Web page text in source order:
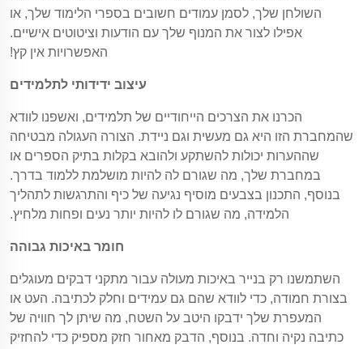
השולחן שלך, לסמן עמודים חשובים בספרי הלימוד שלך, או
אפילו לצור את המנוף שלך עם הודעות וציטוטים אישיים.
האפשרויות אין קץ!
עיצוב ידידותי לתלמידים
הכרנו את הצרכים הייחודיים של תלמידים, ואשפנו לוודא
שהמחברת הזו היא גם מעשית וגם ניידת. הצורה העגולה מבטיחה
שההערות יכולות להשתקע ולהובא בקלות בתיק הספרים או
במחברת שלך, מה שגורם לה להיות מושלמת ללמוד בדרך.
בנוסף, התכנון בצבעים מוסיף נגיעה של כיף והתרגשות לתהליך
הלמידה, מה שגורם לו להיות יותר נעים ופחות מלחיץ.
חומר באיכות גבוהה
השתמשנו רק בנייר באיכות מעולה עבור מתקני דבקים מעוגלים
בצורת חמודה, כדי לוודא שהם גם עמידים וחלק לכתיבה. העט או
המעפרת שלך ידבקו היטב על השטח, מה שיתן לך חוויה של
כתיבה נקיה וחדה. בנוסף, הדבק מאחור חזק מספיק כדי להחזיק